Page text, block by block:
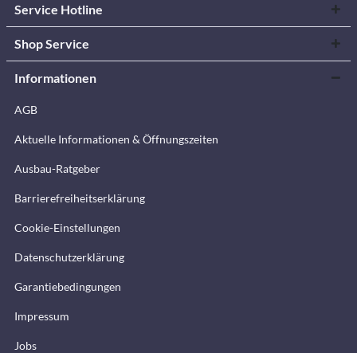
Service Hotline
Shop Service
Informationen
AGB
Aktuelle Informationen & Öffnungszeiten
Ausbau-Ratgeber
Barrierefreiheitserklärung
Cookie-Einstellungen
Datenschutzerklärung
Garantiebedingungen
Impressum
Jobs